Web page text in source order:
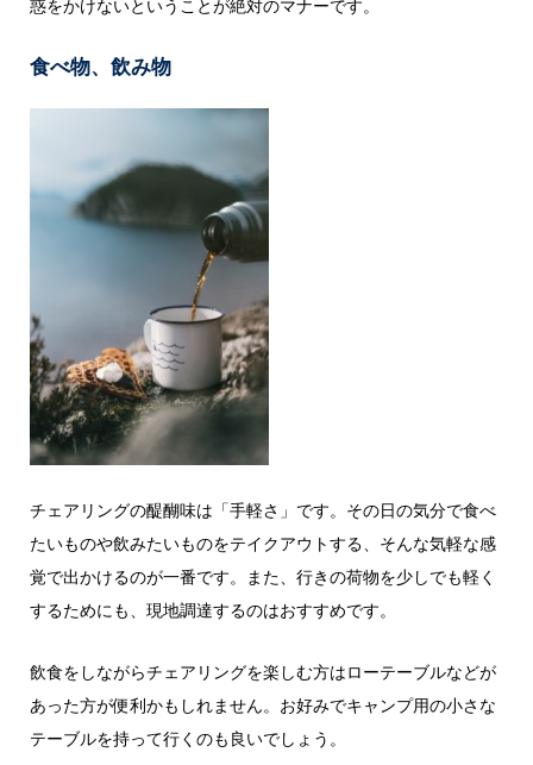
惑をかけないということが絶対のマナーです。
食べ物、飲み物
チェアリングの醍醐味は「手軽さ」です。その日の気分で食べ
たいものや飲みたいものをテイクアウトする、そんな気軽な感
覚で出かけるのが一番です。また、行きの荷物を少しでも軽く
するためにも、現地調達するのはおすすめです。
飲食をしながらチェアリングを楽しむ方はローテーブルなどが
あった方が便利かもしれません。お好みでキャンプ用の小さな
テーブルを持って行くのも良いでしょう。